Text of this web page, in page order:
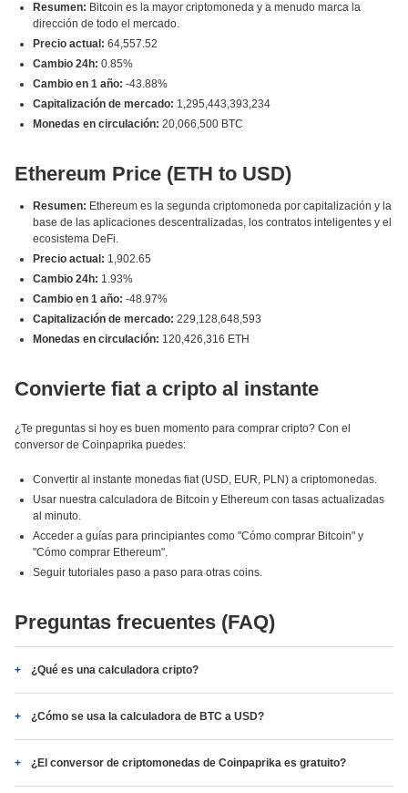
Resumen: Bitcoin es la mayor criptomoneda y a menudo marca la
dirección de todo el mercado.
Precio actual: 64,557.52
Cambio 24h: 0.85%
Cambio en 1 año: -43.88%
Capitalización de mercado: 1,295,443,393,234
Monedas en circulación: 20,066,500 BTC
Ethereum Price (ETH to USD)
Resumen: Ethereum es la segunda criptomoneda por capitalización y la
base de las aplicaciones descentralizadas, los contratos inteligentes y el
ecosistema DeFi.
Precio actual: 1,902.65
Cambio 24h: 1.93%
Cambio en 1 año: -48.97%
Capitalización de mercado: 229,128,648,593
Monedas en circulación: 120,426,316 ETH
Convierte fiat a cripto al instante
¿Te preguntas si hoy es buen momento para comprar cripto? Con el
conversor de Coinpaprika puedes:
Convertir al instante monedas fiat (USD, EUR, PLN) a criptomonedas.
Usar nuestra calculadora de Bitcoin y Ethereum con tasas actualizadas
al minuto.
Acceder a guías para principiantes como "Cómo comprar Bitcoin" y
"Cómo comprar Ethereum".
Seguir tutoriales paso a paso para otras coins.
Preguntas frecuentes (FAQ)
¿Qué es una calculadora cripto?
¿Cómo se usa la calculadora de BTC a USD?
¿El conversor de criptomonedas de Coinpaprika es gratuito?